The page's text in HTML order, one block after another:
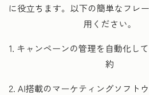
に役立ちます。以下の簡単なフレ
用ください。
1. キャンペーンの管理を自動化し
約
2. AI搭載のマーケティングソフト